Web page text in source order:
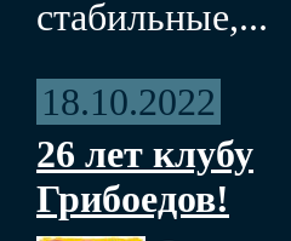
стабильные,...
18.10.2022
26 лет клубу
Грибоедов!